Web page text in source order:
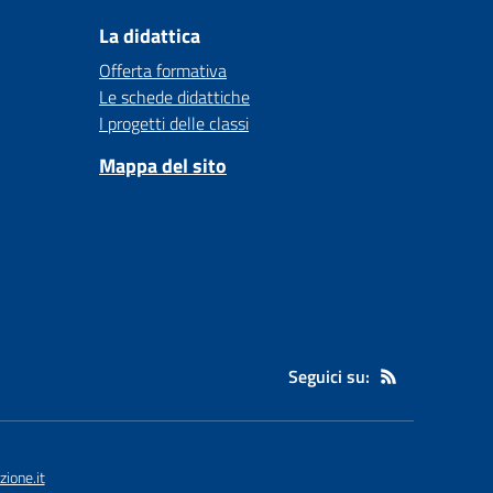
La didattica
Offerta formativa
Le schede didattiche
I progetti delle classi
Mappa del sito
Seguici su: